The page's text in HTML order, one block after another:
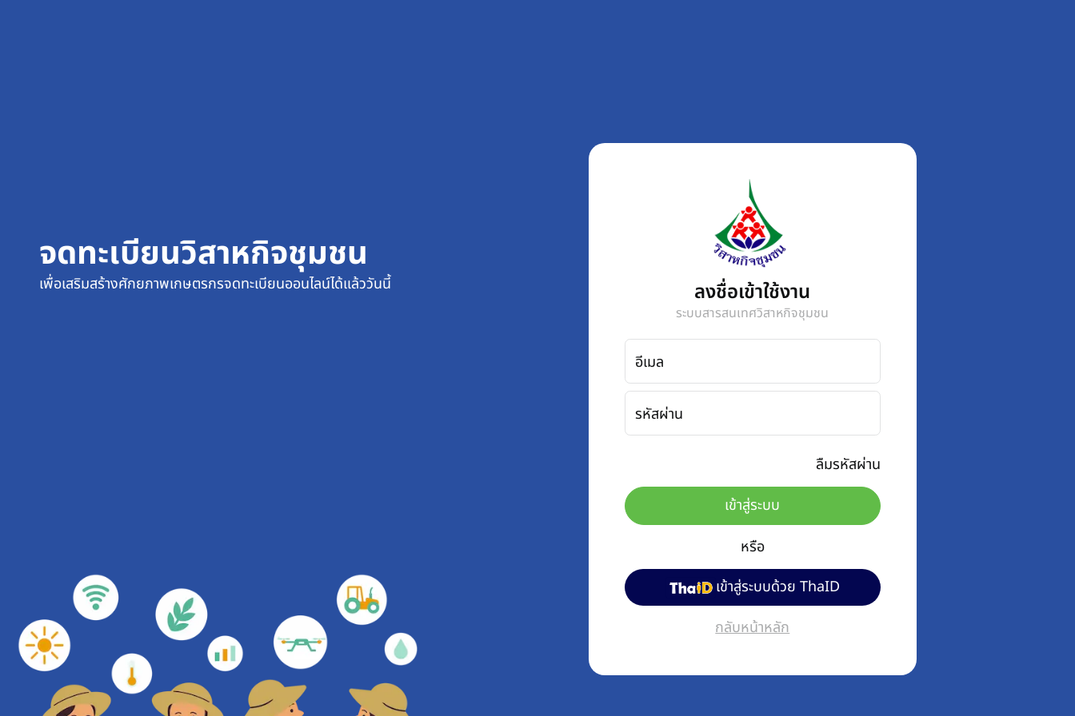
จดทะเบียนวิสาหกิจชุมชน
เพื่อเสริมสร้างศักยภาพเกษตรกรจดทะเบียนออนไลน์ได้แล้ววันนี้ ลงชื่อเข้าใช้งาน
ระบบสารสนเทศวิสาหกิจชุมชน
อีเมล
รหัสผ่าน
ลืมรหัสผ่าน
เข้าสู่ระบบ
หรือ
เข้าสู่ระบบด้วย ThaID
กลับหน้าหลัก